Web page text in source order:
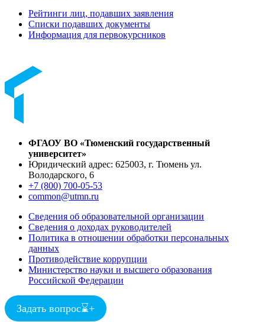
Рейтинги лиц, подавших заявления
Списки подавших документы
Информация для первокурсников
ФГАОУ ВО «Тюменский государственный
университет»
Юридический адрес: 625003, г. Тюмень ул.
Володарского, 6
+7 (800) 700-05-53
common@utmn.ru
Сведения об образовательной организации
Сведения о доходах руководителей
Политика в отношении обработки персональных
данных
Противодействие коррупции
Министерство науки и высшего образования
Российской Федерации
Задать вопрос⌛+